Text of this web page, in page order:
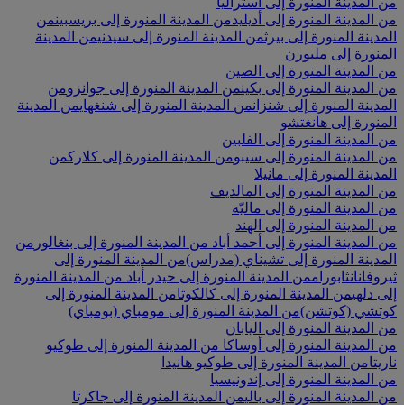
من المدينة المنورة إلى أديليدمن المدينة المنورة إلى بريسبينمن
المدينة المنورة إلى بيرثمن المدينة المنورة إلى سيدنيمن المدينة
المنورة إلى ملبورن
من المدينة المنورة إلى الصين
من المدينة المنورة إلى بكينمن المدينة المنورة إلى جوانزومن
المدينة المنورة إلى شنزانمن المدينة المنورة إلى شنغهايمن المدينة
المنورة إلى هانغتشو
من المدينة المنورة إلى الفلبين
من المدينة المنورة إلى سيبومن المدينة المنورة إلى كلاركمن
المدينة المنورة إلى مانيلا
من المدينة المنورة إلى المالديف
من المدينة المنورة إلى ماليّه
من المدينة المنورة إلى الهند
من المدينة المنورة إلى أحمد أباد من المدينة المنورة إلى بنغالور من
المدينة المنورة إلى تشيناي (مدراس)من المدينة المنورة إلى
ثيروفانانثابوراممن المدينة المنورة إلى حيدر أباد من المدينة المنورة
إلى دلهيمن المدينة المنورة إلى كالكوتامن المدينة المنورة إلى
كوتشي (كوتشن)من المدينة المنورة إلى مومباي (بومباي)
من المدينة المنورة إلى اليابان
من المدينة المنورة إلى أوساكا من المدينة المنورة إلى طوكيو
ناريتامن المدينة المنورة إلى طوكيو هانيدا
من المدينة المنورة إلى إندونيسيا
من المدينة المنورة إلى باليمن المدينة المنورة إلى جاكرتا